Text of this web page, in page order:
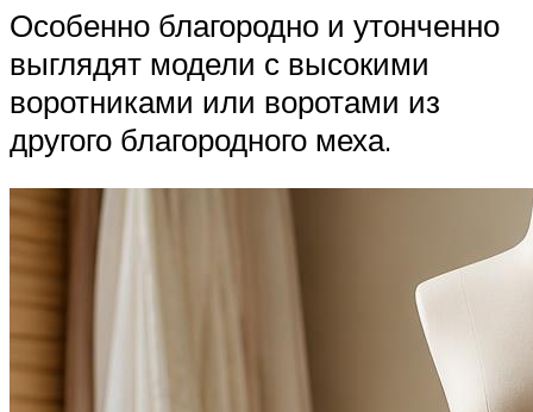
Особенно благородно и утонченно
выглядят модели с высокими
воротниками или воротами из
другого благородного меха.